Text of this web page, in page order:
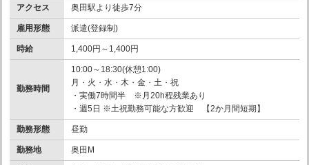
アクセス 奥田駅より徒歩7分
雇用形態 派遣(登録制)
時給 1,400円～1,400円
勤務時間
10:00～18:30(休憩1:00)
月・火・水・木・金・土・祝
・実働7時間半 ※月20h程残業あり
・週5日 ※土祝勤務可能な方歓迎 【2か月間短期】
勤務形態 昼勤
勤務地 奥田M